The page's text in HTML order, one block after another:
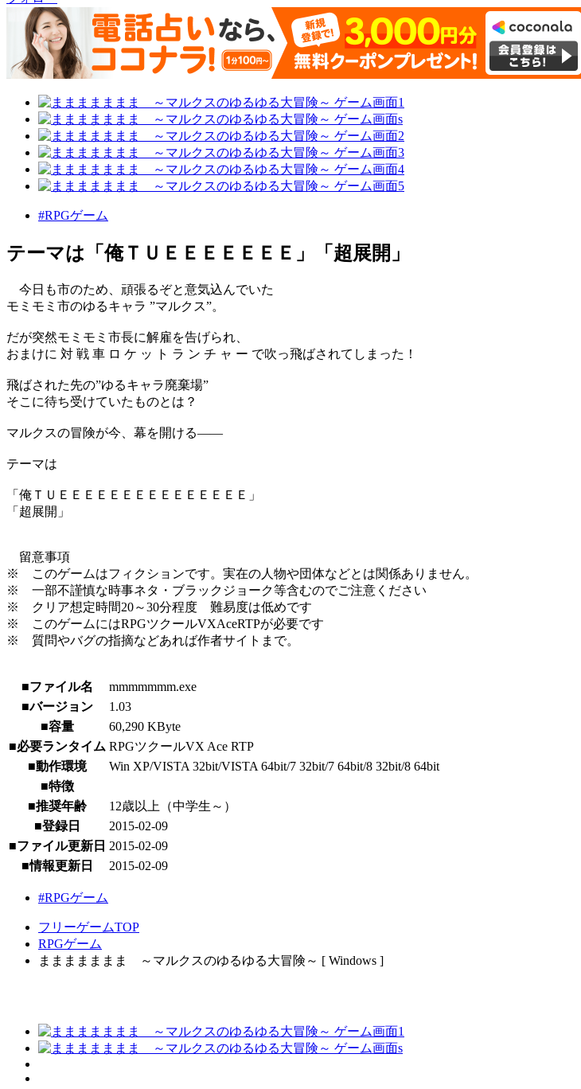
#RPGゲーム
テーマは「俺ＴＵＥＥＥＥＥＥＥ」「超展開」
今日も市のため、頑張るぞと意気込んでいた
モミモミ市のゆるキャラ ”マルクス”。
だが突然モミモミ市長に解雇を告げられ、
おまけに 対 戦 車 ロ ケ ッ ト ラ ン チ ャ ー で吹っ飛ばされてしまった！
飛ばされた先の”ゆるキャラ廃棄場”
そこに待ち受けていたものとは？
マルクスの冒険が今、幕を開ける――
テーマは
「俺ＴＵＥＥＥＥＥＥＥＥＥＥＥＥＥＥＥ」
「超展開」
留意事項
※ このゲームはフィクションです。実在の人物や団体などとは関係ありません。
※ 一部不謹慎な時事ネタ・ブラックジョーク等含むのでご注意ください
※ クリア想定時間20～30分程度 難易度は低めです
※ このゲームにはRPGツクールVXAceRTPが必要です
※ 質問やバグの指摘などあれば作者サイトまで。
■ファイル名
mmmmmmm.exe
■バージョン
1.03
■容量
60,290 KByte
■必要ランタイム RPGツクールVX Ace RTP
■動作環境
Win XP/VISTA 32bit/VISTA 64bit/7 32bit/7 64bit/8 32bit/8 64bit
■特徴
■推奨年齢
12歳以上（中学生～）
■登録日
2015-02-09
■ファイル更新日 2015-02-09
■情報更新日
2015-02-09
#RPGゲーム
フリーゲームTOP
RPGゲーム
ままままままま ～マルクスのゆるゆる大冒険～ [ Windows ]